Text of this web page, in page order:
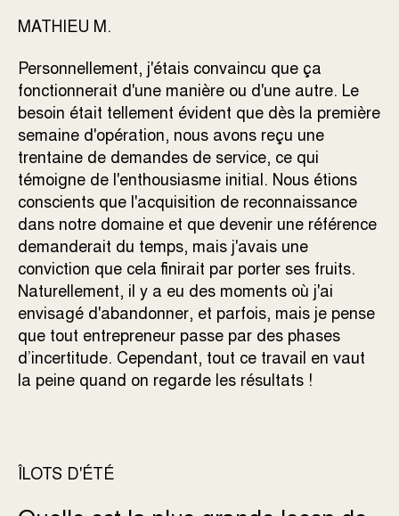
MATHIEU M.
Personnellement, j'étais convaincu que ça
fonctionnerait d'une manière ou d'une autre. Le
besoin était tellement évident que dès la première
semaine d'opération, nous avons reçu une
trentaine de demandes de service, ce qui
témoigne de l'enthousiasme initial. Nous étions
conscients que l'acquisition de reconnaissance
dans notre domaine et que devenir une référence
demanderait du temps, mais j'avais une
conviction que cela finirait par porter ses fruits.
Naturellement, il y a eu des moments où j'ai
envisagé d'abandonner, et parfois, mais je pense
que tout entrepreneur passe par des phases
d’incertitude. Cependant, tout ce travail en vaut
la peine quand on regarde les résultats !
ÎLOTS D'ÉTÉ